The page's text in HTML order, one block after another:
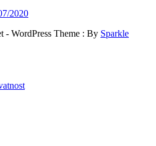
2020
WordPress Theme : By Sparkle